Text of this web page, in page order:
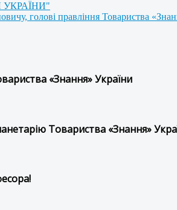
УКРАЇНИ"
голові правління Товариства
«Знання» України
Товариства «Знання»